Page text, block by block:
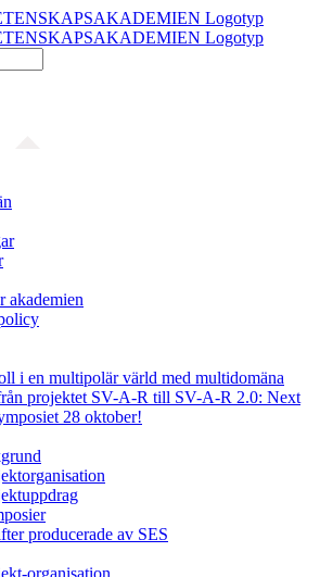
akademien
i en multipolär värld med multidomäna
projektet SV-A-R till SV-A-R 2.0: Next
28 oktober!
producerade av SES
organisation